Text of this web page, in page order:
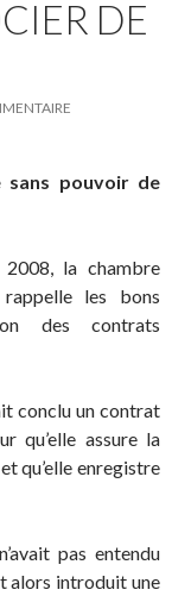
DE
sans pouvoir de
la chambre
les bons
des contrats
conclu un contrat
qu’elle assure la
qu’elle enregistre
pas entendu
alors introduit une